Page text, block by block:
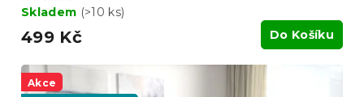
Skladem (>10 ks)
499 Kč Do Košíku
Akce